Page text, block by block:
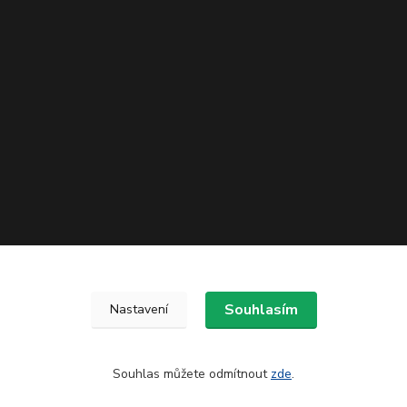
Nastavení Souhlasím
Souhlas můžete odmítnout zde.